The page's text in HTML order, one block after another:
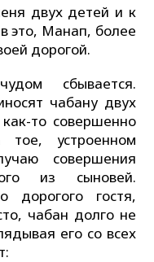
двух детей и к
это, Манап, более
дорогой.
сбывается.
чабану двух
то совершенно
тое, устроенном
совершения
из сыновей.
дорогого гостя,
чабан долго не
его со всех